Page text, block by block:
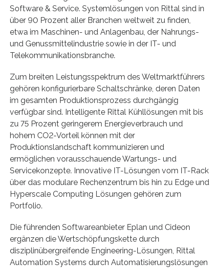
Software & Service. Systemlösungen von Rittal sind in
über 90 Prozent aller Branchen weltweit zu finden,
etwa im Maschinen- und Anlagenbau, der Nahrungs-
und Genussmittelindustrie sowie in der IT- und
Telekommunikationsbranche.
Zum breiten Leistungsspektrum des Weltmarktführers
gehören konfigurierbare Schaltschränke, deren Daten
im gesamten Produktionsprozess durchgängig
verfügbar sind. Intelligente Rittal Kühllösungen mit bis
zu 75 Prozent geringerem Energieverbrauch und
hohem CO2-Vorteil können mit der
Produktionslandschaft kommunizieren und
ermöglichen vorausschauende Wartungs- und
Servicekonzepte. Innovative IT-Lösungen vom IT-Rack
über das modulare Rechenzentrum bis hin zu Edge und
Hyperscale Computing Lösungen gehören zum
Portfolio.
Die führenden Softwareanbieter Eplan und Cideon
ergänzen die Wertschöpfungskette durch
disziplinübergreifende Engineering-Lösungen, Rittal
Automation Systems durch Automatisierungslösungen